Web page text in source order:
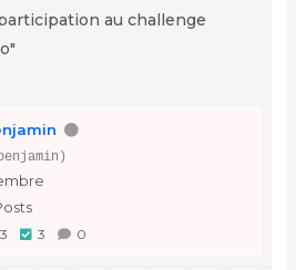
au challenge
3 3 0